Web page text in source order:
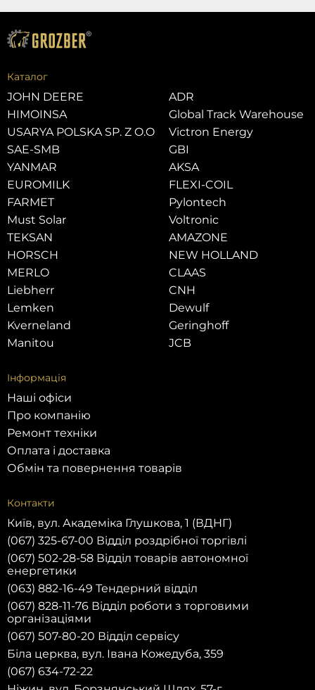
Каталог
JOHN DEERE
HIMOINSA
USARYA POLSKA SP. Z O.O
SAE-SMB
YANMAR
EUROMILK
FARMET
Must Solar
TEKSAN
HORSCH
MERLO
Liebherr
Lemken
Kverneland
Manitou
ADR
Global Track Warehouse
Victron Energy
GBI
AKSA
FLEXI-COIL
Pylontech
Voltronic
AMAZONE
NEW HOLLAND
CLAAS
CNH
Dewulf
Geringhoff
JCB
Інформація
Наші офіси
Про компанію
Ремонт техніки
Оплата і доставка
Обмін та повернення товарів
Контакти
Київ, вул. Академіка Глушкова, 1 (ВДНГ)
(067) 325-67-00 Відділ роздрібної торгівлі
(067) 502-28-58 Відділ товарів автономної
енергетики
(063) 882-16-49 Тендерний відділ
(067) 828-11-76 Відділ роботи з торговими
організаціями
(067) 507-80-20 Відділ сервісу
Біла церква, вул. Івана Кожедуба, 359
(067) 634-72-22